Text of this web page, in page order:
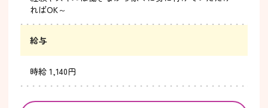
ればOK～
給与
時給 1,140円